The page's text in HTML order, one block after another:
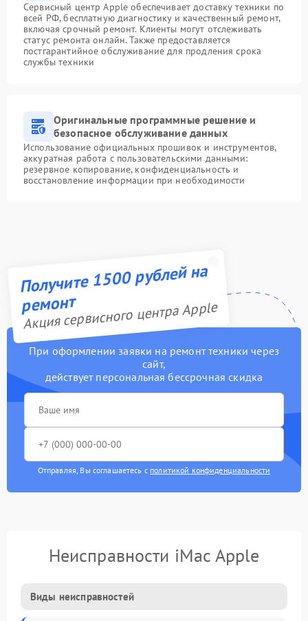
Сервисный центр Apple обеспечивает доставку техники по
всей РФ, бесплатную диагностику и качественный ремонт,
включая срочный ремонт. Клиенты могут отслеживать
статус ремонта онлайн. Также предоставляется
постгарантийное обслуживание для продления срока
службы техники
Оригинальные программные решение и
безопасное обслуживание данных
Использование официальных прошивок и инструментов,
аккуратная работа с пользовательскими данными:
резервное копирование, конфиденциальность и
восстановление информации при необходимости
Получите 1500 рублей на
ремонт
Акция сервисного центра Apple
При оформлении заявки на ремонт техники через
сайт,
действует персональная бессрочная скидка
Отправляя, Вы соглашаетесь с политикой конфиденциальности
Неисправности iMac Apple
Виды неисправностей